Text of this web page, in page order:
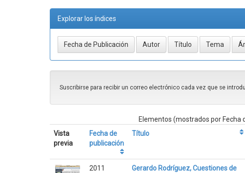
Explorar los índices
Suscribirse para recibir un correo electrónico cada vez que se
Elementos (mostrados por Fecha
Vista
previa
Fecha de
publicación
Título
2011
Gerardo Rodríguez, Cuestiones de